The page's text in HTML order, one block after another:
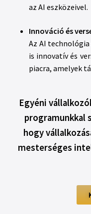
az AI eszközeivel.
Innováció és
Az AI
is innovatív és
piacra, amelyek
Egyéni
programunkkal
hogy
mesterséges